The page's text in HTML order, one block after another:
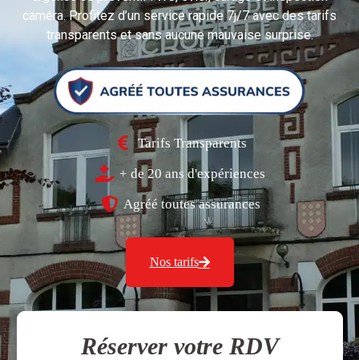
caméra. Profitez d’un service rapide 7j/7 avec des tarifs
transparents et sans aucune mauvaise surprise.
Tarifs Transparents
+ de 20 ans d'expériences
Agréé toutes assurances
Nos tarifs
Réserver votre RDV